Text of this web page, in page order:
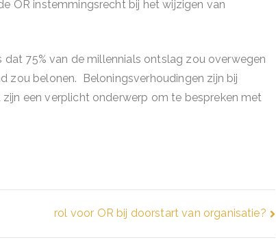
OR instemmingsrecht bij het wijzigen van
75% van de millennials ontslag zou overwegen
zou belonen. Beloningsverhoudingen zijn bij
een verplicht onderwerp om te bespreken met
rol voor OR bij doorstart van organisatie?